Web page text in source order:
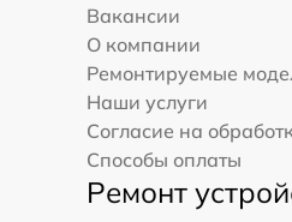
Вакансии
О компании
Ремонтируемые
Наши услуги
Согласие на
Способы оплаты
Ремонт